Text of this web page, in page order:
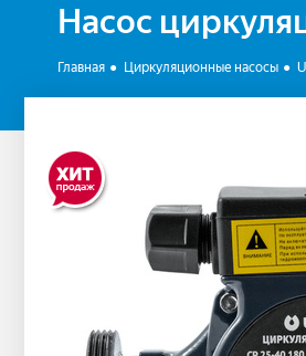
Насос
Главная Циркуляционные насосы